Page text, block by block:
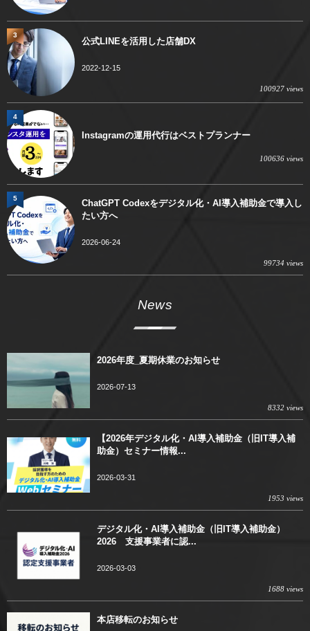
公式LINEを活用した店舗DX
2022-12-15
100927 views
3
Instagramの運用代行はベストプランナー
100636 views
4
ChatGPT Codexをデジタル化・AI導入補助金で導入し
たい方へ
2026-06-24
99734 views
5
News
2026年度_夏期休業のお知らせ
2026-07-13
8332 views
【2026年デジタル化・AI導入補助金（旧IT導入補
助金）セミナー情報...
2026-03-31
1953 views
デジタル化・AI導入補助金（旧IT導入補助金）
2026 支援事業者に認...
2026-03-03
1688 views
本店移転のお知らせ